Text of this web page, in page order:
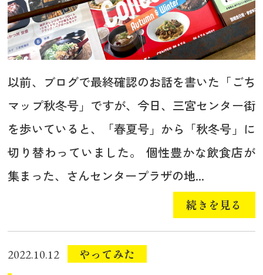
以前、ブログで最終確認のお話を書いた「ごち
マップ秋冬号」ですが、今日、三宮センター街
を歩いていると、「春夏号」から「秋冬号」に
切り替わっていました。 個性豊かな飲食店が
集まった、さんセンタープラザの地...
続きを見る
2022.10.12 やってみた